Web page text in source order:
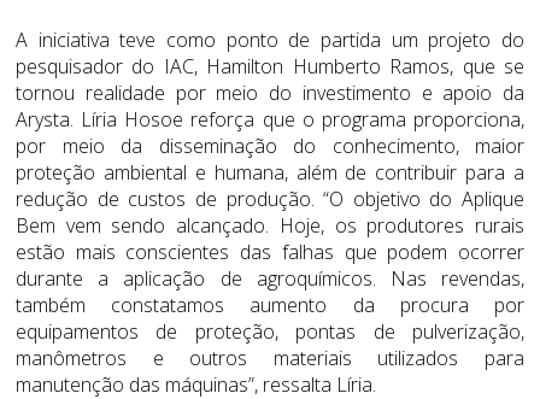
A iniciativa teve como ponto de partida um projeto do
pesquisador do IAC, Hamilton Humberto Ramos, que se
tornou realidade por meio do investimento e apoio da
Arysta. Líria Hosoe reforça que o programa proporciona,
por meio da disseminação do conhecimento, maior
proteção ambiental e humana, além de contribuir para a
redução de custos de produção. “O objetivo do Aplique
Bem vem sendo alcançado. Hoje, os produtores rurais
estão mais conscientes das falhas que podem ocorrer
durante a aplicação de agroquímicos. Nas revendas,
também constatamos aumento da procura por
equipamentos de proteção, pontas de pulverização,
manômetros e outros materiais utilizados para
manutenção das máquinas”, ressalta Líria.